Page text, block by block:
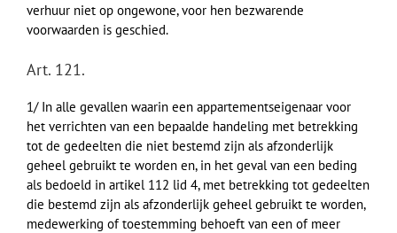
verhuur niet op ongewone, voor hen bezwarende
voorwaarden is geschied.
Art. 121.
1/ In alle gevallen waarin een appartementseigenaar voor
het verrichten van een bepaalde handeling met betrekking
tot de gedeelten die niet bestemd zijn als afzonderlijk
geheel gebruikt te worden en, in het geval van een beding
als bedoeld in artikel 112 lid 4, met betrekking tot gedeelten
die bestemd zijn als afzonderlijk geheel gebruikt te worden,
medewerking of toestemming behoeft van een of meer